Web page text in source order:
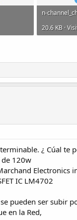
n-
20.6 KB ·
¿ Cúal te
120w
Electronics
IC LM4702
pueden ser subir
en la Red,